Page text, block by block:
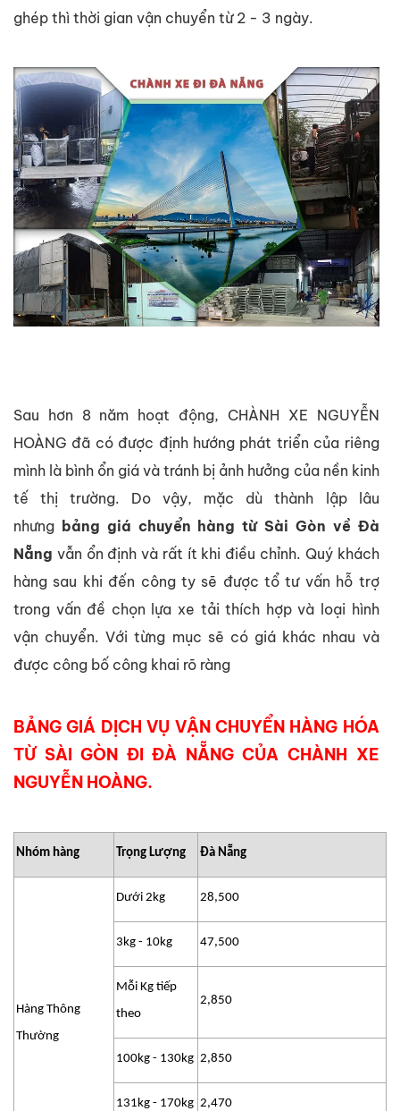
ghép thì thời gian vận chuyển từ 2 - 3 ngày.
Sau hơn 8 năm hoạt động, CHÀNH XE NGUYỄN
HOÀNG đã có được định hướng phát triển của riêng
mình là bình ổn giá và tránh bị ảnh hưởng của nền kinh
tế thị trường. Do vậy, mặc dù thành lập lâu
nhưng bảng giá chuyển hàng từ Sài Gòn về Đà
Nẵng vẫn ổn định và rất ít khi điều chỉnh. Quý khách
hàng sau khi đến công ty sẽ được tổ tư vấn hỗ trợ
trong vấn đề chọn lựa xe tải thích hợp và loại hình
vận chuyển. Với từng mục sẽ có giá khác nhau và
được công bố công khai rõ ràng
BẢNG GIÁ DỊCH VỤ VẬN CHUYỂN HÀNG HÓA
TỪ SÀI GÒN ĐI ĐÀ NẴNG CỦA CHÀNH XE
NGUYỄN HOÀNG.
Nhóm hàng Trọng Lượng Đà Nẵng
Hàng Thông
Thường
Dưới 2kg 28,500
3kg - 10kg 47,500
Mỗi Kg tiếp
theo
2,850
100kg - 130kg 2,850
131kg - 170kg 2,470